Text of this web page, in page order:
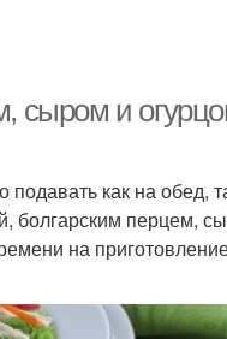
сыром и
как на обед,
болгарским перцем,
на